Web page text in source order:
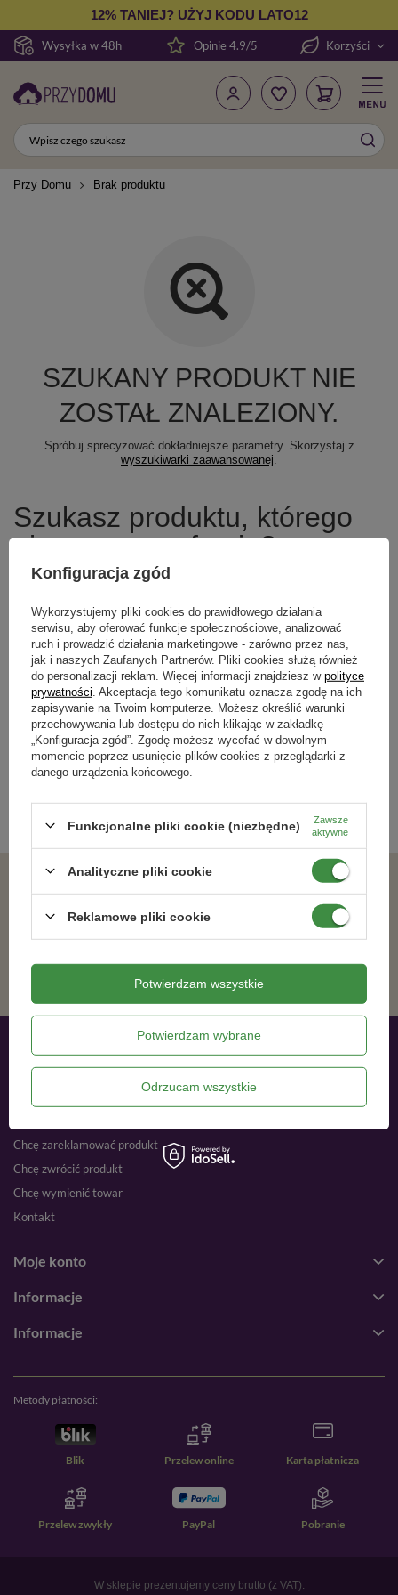
Wysyłka w 48h
12% TANIEJ? UŻYJ KODU LATO12
Opinie 4.9/5 Korzyści
Przy Domu Brak produktu
SZUKANY PRODUKT NIE
ZOSTAŁ ZNALEZIONY.
Spróbuj sprecyzować dokładniejsze parametry. Skorzystaj z
wyszukiwarki zaawansowanej.
Szukasz produktu, którego
nie mamy w ofercie?
Jeśli nie znalazłeś w naszej ofercie produktu, a chciałbyś kupić go w
przesłać nam opis szukanego przedmiotu. Aby móc to zrobić musisz
byćzalogowany.
Newsletter
Zapisz się do newslettera i bądź na
bieżąco z aktualnymi promocjami
Zgadzam się na otrzymywanie wiadomości marketingowych na podany adres e-mail oraz przetwarzanie danych osobowych zgodnie z
ZAPISZ SIĘ
Moje zamówienia
Chcę zareklamować produkt
Chcę zwrócić produkt
Chcę wymienić towar
Kontakt
Moje konto
Informacje
Informacje
Metody płatności:
Blik Przelew online Karta płatnicza
Przelew zwykły PayPal Pobranie
W sklepie prezentujemy ceny brutto (z VAT).
Konfiguracja zgód
Wykorzystujemy pliki cookies do prawidłowego działania
serwisu, aby oferować funkcje społecznościowe, analizować
ruch i prowadzić działania marketingowe - zarówno przez nas,
jak i naszych Zaufanych Partnerów. Pliki cookies służą również
do personalizacji reklam. Więcej informacji znajdziesz w polityce
prywatności . Akceptacja tego komunikatu oznacza zgodę na ich
zapisywanie na Twoim komputerze. Możesz określić warunki
przechowywania lub dostępu do nich klikając w zakładkę
„Konfiguracja zgód”. Zgodę możesz wycofać w dowolnym
momencie poprzez usunięcie plików cookies z przeglądarki z
danego urządzenia końcowego.
Funkcjonalne pliki cookie (niezbędne)
Zawsze
aktywne
Analityczne pliki cookie
Reklamowe pliki cookie
Potwierdzam wybrane
Odrzucam wszystkie
Potwierdzam wszystkie